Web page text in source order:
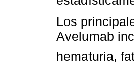
Los
Avelumab
hematuria,